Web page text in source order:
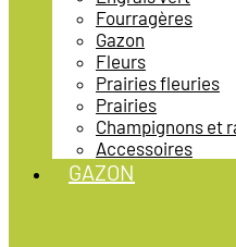
Fourragères
Gazon
Fleurs
Prairies fleuries
Prairies
Champignons et
Accessoires
GAZON